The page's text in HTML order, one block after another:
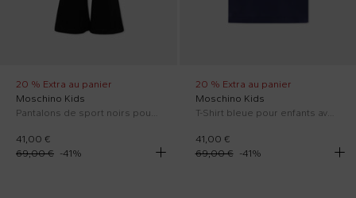
20 % Extra au panier
Moschino Kids
Pantalons de sport noirs pour Fille avec logo
41,00 €
69,00 € -41%
20 % Extra au panier
Moschino Kids
T-Shirt bleue pour enfants avec Teddy Bear
41,00 €
69,00 €
-41%